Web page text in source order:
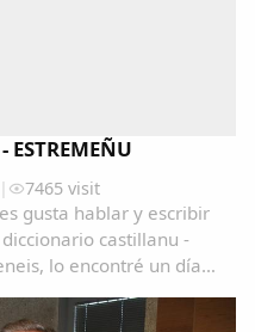
| 7465 visit
gusta hablar y escribir
castillanu -
lo encontré un día
Ya me